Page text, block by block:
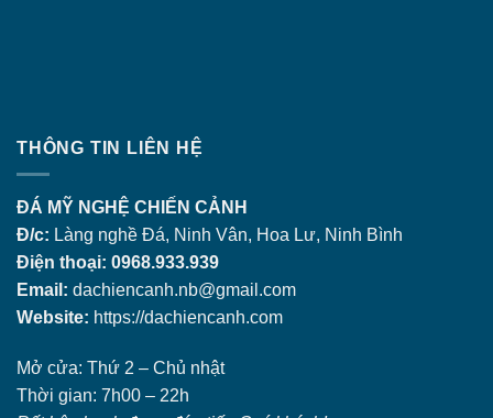
THÔNG TIN LIÊN HỆ
ĐÁ MỸ NGHỆ CHIẾN CẢNH
Đ/c: Làng nghề Đá, Ninh Vân, Hoa Lư, Ninh Bình
Điện thoại: 0968.933.939
Email: dachiencanh.nb@gmail.com
Website: https://dachiencanh.com
Mở cửa: Thứ 2 – Chủ nhật
Thời gian: 7h00 – 22h